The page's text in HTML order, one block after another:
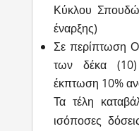
Κύκλου
έναρξης)
Σε περίπτωση
των δέκα (10)
έκπτωση 10%
Τα τέλη
ισόποσες